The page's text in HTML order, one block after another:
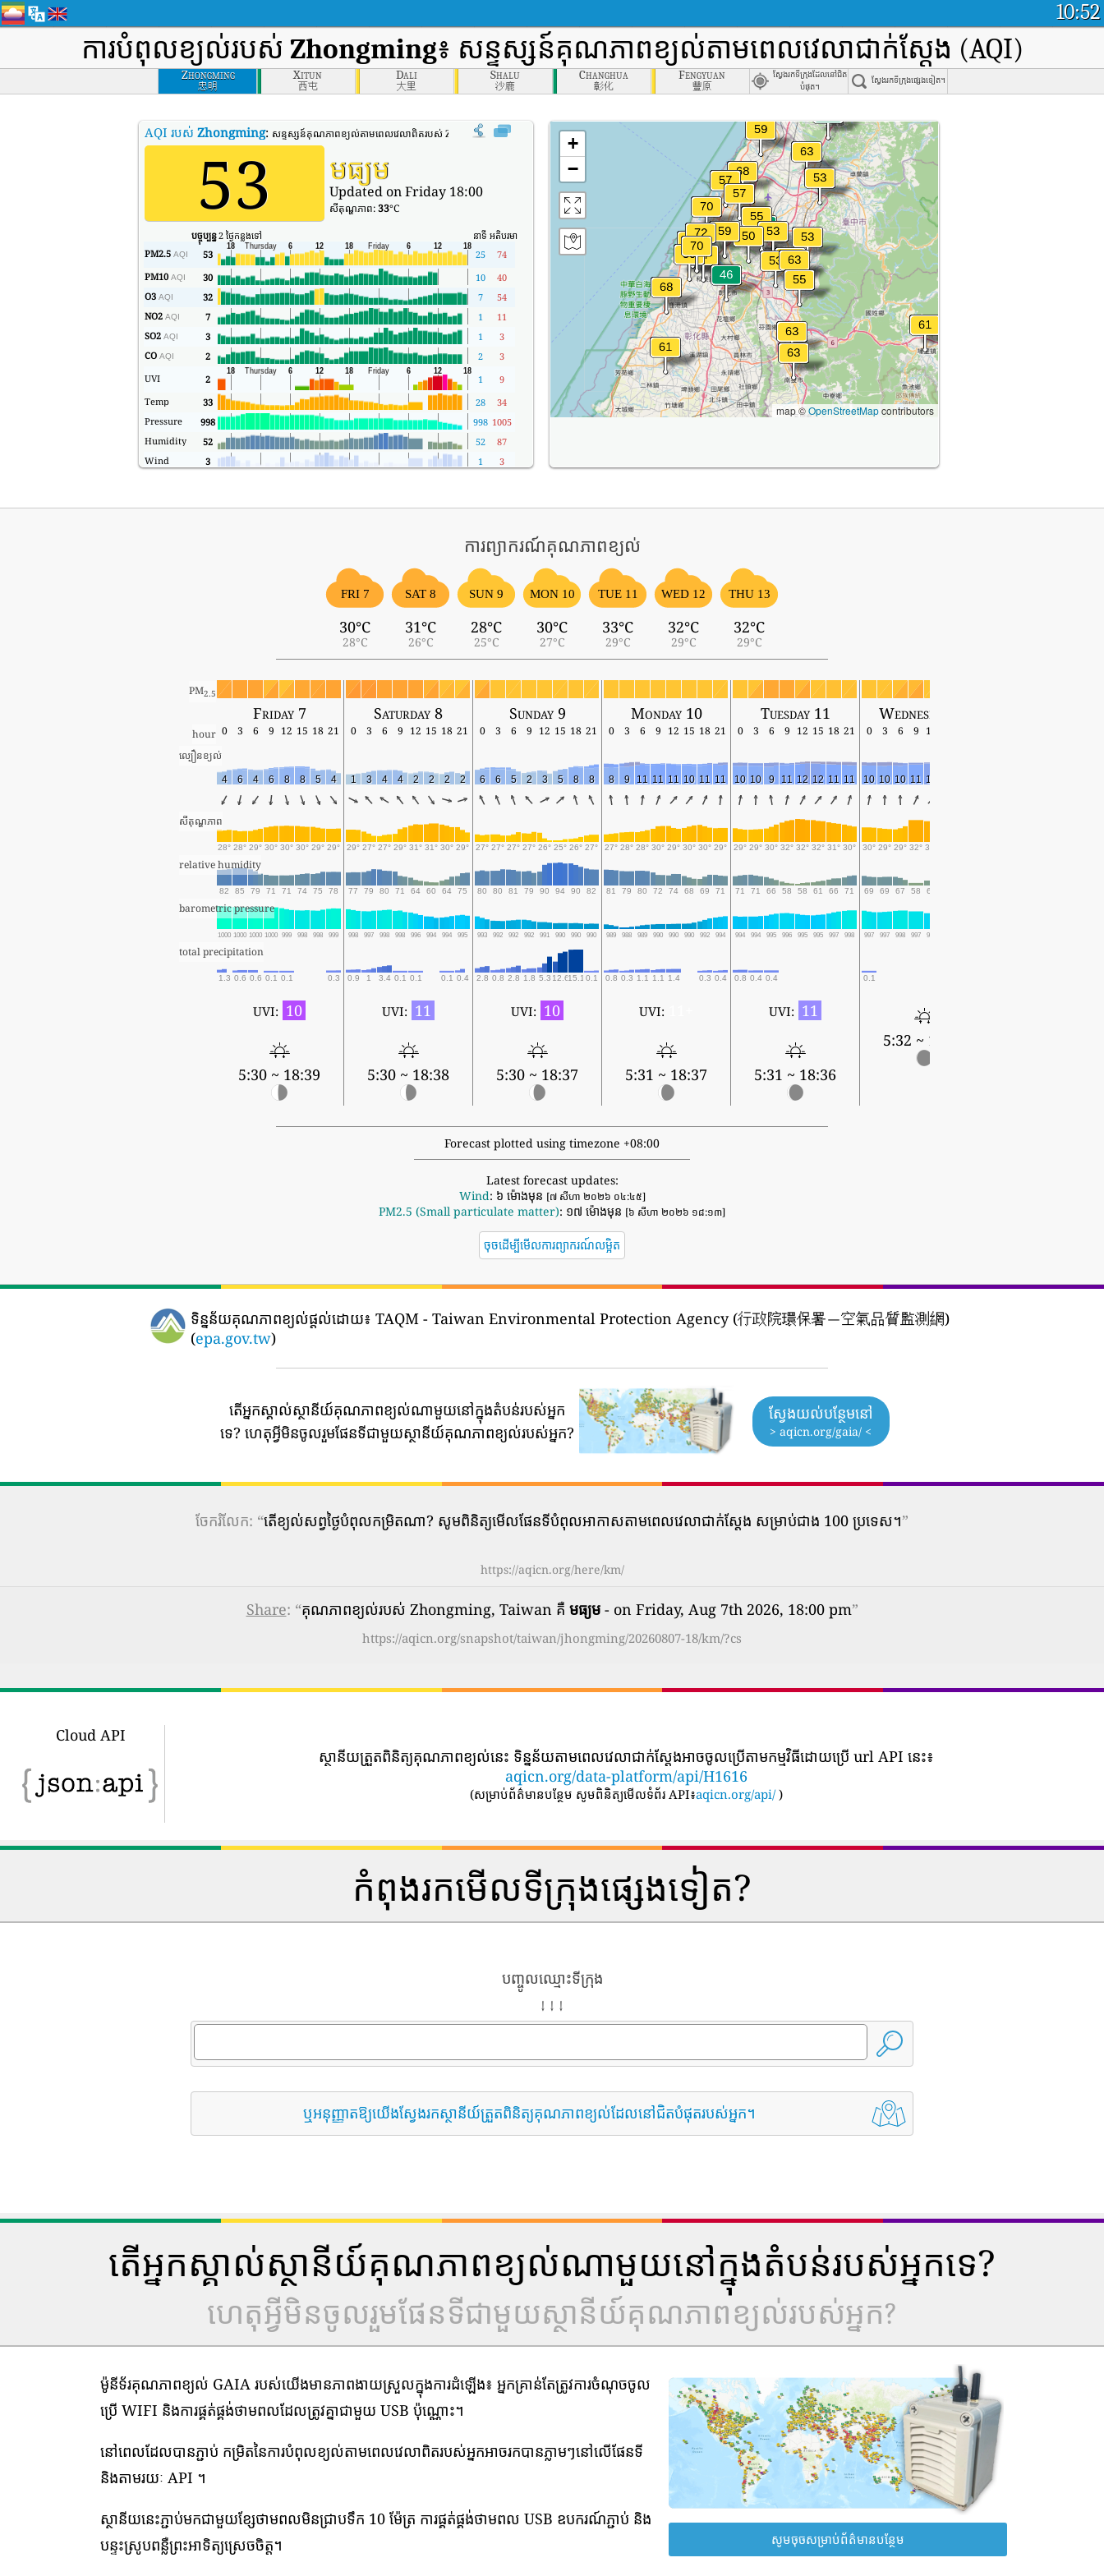
10:52
ការបំពុលខ្យល់របស់ Zhongming៖ សន្ទស្សន៍គុណភាពខ្យល់តាមពេលវេលាជាក់ស្តែង (AQI)
Zhongming
忠明
Xitun
西屯
Dali
大里
Shalu
沙鹿
Changhua
彰化
Fengyuan
豐原
ស្វែងរកទីក្រុងដែលនៅជិត
បំផុត។
ស្វែងរកទីក្រុងផ្សេងទៀត។
AQI របស់ Zhongming: សន្ទស្សន៍គុណភាពខ្យល់តាមពេលវេលាពិតរបស់ Zhongming (AQI)។
53 មធ្យម
Updated on Friday 18:00
សីតុណ្ហភាព:33°C
បច្ចុប្បន្ន2 ថ្ងៃកន្លងទៅ នាទី អតិបរមា
PM2.5 AQI 53 25
74
PM10 AQI 30 10
40
O3 AQI 32 7
54
NO2 AQI 7 1
11
SO2 AQI 3 1
3
CO AQI 2 2
3
UVI
2 1
9
Temp
33 28
34
Pressure
998 998 1005
Humidity
52 52
87
Wind
3 1 3
+
−
map ©OpenStreetMapcontributors
ការព្យាករណ៍គុណភាពខ្យល់
FRI 7
30°C
28°C
SAT 8
31°C
26°C
SUN 9
28°C
25°C
MON 10
30°C
27°C
TUE 11
33°C
29°C
WED 12
32°C
29°C
THU 13
32°C
29°C
PM2.5
Friday 7 Saturday 8 Sunday 9 Monday 10 Tuesday 11 Wednesday 12
hour 0 3 6 9 12 15 18 21 0 3 6 9 12 15 18 21 0 3 6 9 12 15 18 21 0 3 6 9 12 15 18 21 0 3 6 9 12 15 18 21 0 3 6 9 12
ល្បឿនខ្យល់
4 6 4 6 8 8 5 4 1 3 4 4 2 2 2 2 6 6 5 2 3 5 8 8 8 9 11 11 11 10 11 11 10 10 9 11 12 12 11 11 10 10 10 11 13
សីតុណ្ហភាព
28° 28° 29° 30° 30° 30° 29° 29° 29° 27° 27° 29° 31° 31° 30° 29° 27° 27° 27° 27° 26° 25° 26° 27° 27° 28° 28° 30° 29° 30° 30° 29° 29° 29° 30° 32° 32° 32° 31° 30° 30° 29° 29° 32° 32°
relative humidity
82 85 79 71 71 74 75 78 77 79 80 71 64 60 64 75 80 80 81 79 90 94 90 82 81 79 80 72 74 68 69 71 71 71 66 58 58 61 66 71 69 69 67 58 63
barometric pressure
1000 1000 1000 1000 999 998 998 999 998 997 998 998 996 994 994 995 993 992 992 992 991 990 990 990 989 988 989 990 990 990 992 994 994 994 995 996 995 995 997 998 997 997 998 997 996
total precipitation
1.3 0.6 0.6 0.1 0.1 0.3 0.9 1 3.4 0.1 0.1 0.1 0.4 2.8 0.8 2.8 1.8 5.3 12.615.1 0.1 0.8 0.3 1.1 1.1 1.4 0.3 0.4 0.8 0.4 0.4 0.1
UVI: 10
5:30 ~ 18:39
UVI: 11
5:30 ~ 18:38
UVI: 10
5:30 ~ 18:37
UVI:
5:31 ~ 18:37
UVI: 11
5:31 ~ 18:36
5:32 ~ 18:35
Forecast plotted using timezone +08:00
Latest forecast updates:
Wind: ៦ ម៉ោងមុន [៧ សីហា ២០២៦ ០៤:៤៥]
PM2.5 (Small particulate matter): ១៧ ម៉ោងមុន [៦ សីហា ២០២៦ ១៨:១៣]
ចុចដើម្បីមើលការព្យាករណ៍លម្អិត
ទិន្នន័យគុណភាពខ្យល់ផ្តល់ដោយ៖ TAQM - Taiwan Environmental Protection Agency (行政院環保署－空氣品質監測網)
(epa.gov.tw)
តើអ្នកស្គាល់ស្ថានីយ៍គុណភាពខ្យល់ណាមួយនៅក្នុងតំបន់របស់អ្នក
ទេ? ហេតុអ្វីមិនចូលរួមផែនទីជាមួយស្ថានីយ៍គុណភាពខ្យល់របស់អ្នក?
ស្វែងយល់បន្ថែមនៅ
> aqicn.org/gaia/ <
ចែករំលែក: “តើ​ខ្យល់​សព្វថ្ងៃ​បំពុល​កម្រិត​ណា? សូមពិនិត្យមើលផែនទីបំពុលអាកាសតាមពេលវេលាជាក់ស្តែង សម្រាប់ជាង 100 ប្រទេស។”
https://aqicn.org/here/km/
Share: “គុណភាពខ្យល់របស់ Zhongming, Taiwan គឺ មធ្យម- on Friday, Aug 7th 2026, 18:00 pm”
https://aqicn.org/snapshot/taiwan/jhongming/20260807-18/km/?cs
Cloud API
ស្ថានីយត្រួតពិនិត្យគុណភាពខ្យល់នេះ ទិន្នន័យតាមពេលវេលាជាក់ស្តែងអាចចូលប្រើតាមកម្មវិធីដោយប្រើ url API នេះ៖
aqicn.org/data-platform/api/H1616
(សម្រាប់ព័ត៌មានបន្ថែម សូមពិនិត្យមើលទំព័រ API៖aqicn.org/api/ )
កំពុងរកមើលទីក្រុងផ្សេងទៀត?
បញ្ចូលឈ្មោះទីក្រុង
↓ ↓ ↓
ឬអនុញ្ញាតឱ្យយើងស្វែងរកស្ថានីយ៍ត្រួតពិនិត្យគុណភាពខ្យល់ដែលនៅជិតបំផុតរបស់អ្នក។
តើអ្នកស្គាល់ស្ថានីយ៍គុណភាពខ្យល់ណាមួយនៅក្នុងតំបន់របស់អ្នកទេ?
ហេតុអ្វីមិនចូលរួមផែនទីជាមួយស្ថានីយ៍គុណភាពខ្យល់របស់អ្នក?
ម៉ូនីទ័រគុណភាពខ្យល់ GAIA របស់យើងមានភាពងាយស្រួលក្នុងការដំឡើង៖ អ្នកគ្រាន់តែត្រូវការចំណុចចូល
ប្រើ WIFI និងការផ្គត់ផ្គង់ថាមពលដែលត្រូវគ្នាជាមួយ USB ប៉ុណ្ណោះ។
នៅពេលដែលបានភ្ជាប់ កម្រិតនៃការបំពុលខ្យល់តាមពេលវេលាពិតរបស់អ្នកអាចរកបានភ្លាមៗនៅលើផែនទី
និងតាមរយៈ API ។
ស្ថានីយនេះភ្ជាប់មកជាមួយខ្សែថាមពលមិនជ្រាបទឹក 10 ម៉ែត្រ ការផ្គត់ផ្គង់ថាមពល USB ឧបករណ៍ភ្ជាប់ និង
បន្ទះស្រូបពន្លឺព្រះអាទិត្យស្រេចចិត្ត។
សូមចុចសម្រាប់ព័ត៌មានបន្ថែម